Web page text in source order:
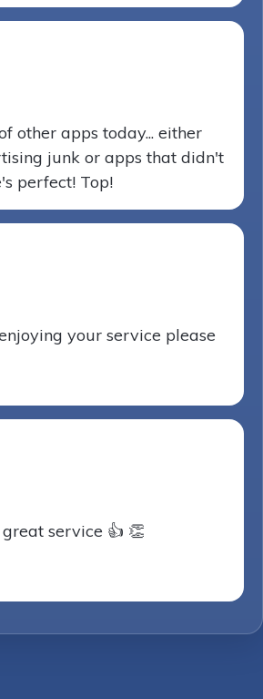
other apps today... either
junk or apps that didn't
perfect! Top!
your service please
service 👍 👏